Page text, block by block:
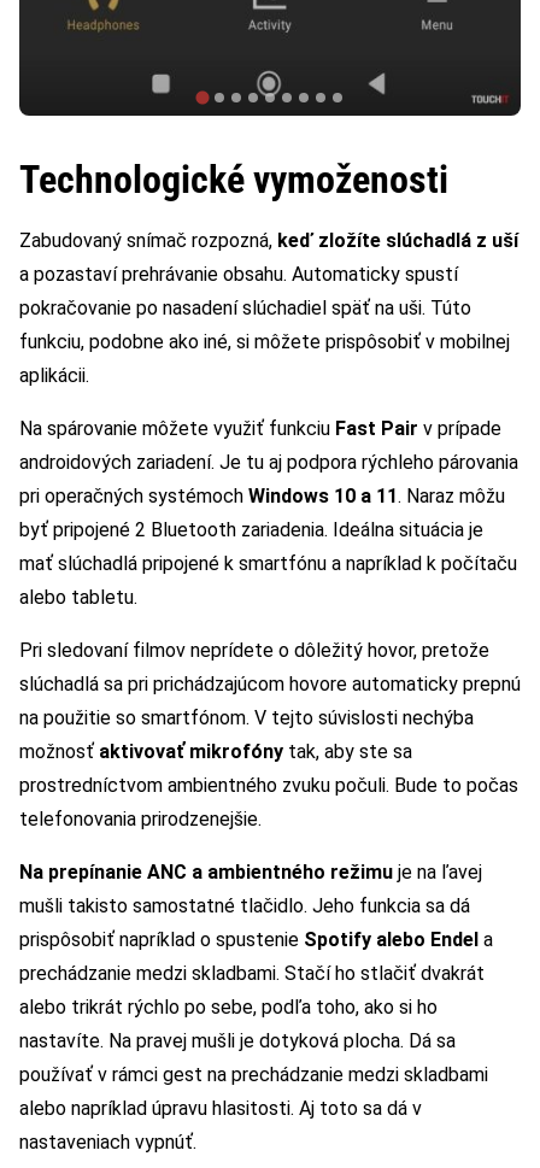
Technologické vymoženosti
Zabudovaný snímač rozpozná, keď zložíte slúchadlá z uší
a pozastaví prehrávanie obsahu. Automaticky spustí
pokračovanie po nasadení slúchadiel späť na uši. Túto
funkciu, podobne ako iné, si môžete prispôsobiť v mobilnej
aplikácii.
Na spárovanie môžete využiť funkciu Fast Pair v prípade
androidových zariadení. Je tu aj podpora rýchleho párovania
pri operačných systémoch Windows 10 a 11. Naraz môžu
byť pripojené 2 Bluetooth zariadenia. Ideálna situácia je
mať slúchadlá pripojené k smartfónu a napríklad k počítaču
alebo tabletu.
Pri sledovaní filmov neprídete o dôležitý hovor, pretože
slúchadlá sa pri prichádzajúcom hovore automaticky prepnú
na použitie so smartfónom. V tejto súvislosti nechýba
možnosť aktivovať mikrofóny tak, aby ste sa
prostredníctvom ambientného zvuku počuli. Bude to počas
telefonovania prirodzenejšie.
Na prepínanie ANC a ambientného režimu je na ľavej
mušli takisto samostatné tlačidlo. Jeho funkcia sa dá
prispôsobiť napríklad o spustenie Spotify alebo Endel a
prechádzanie medzi skladbami. Stačí ho stlačiť dvakrát
alebo trikrát rýchlo po sebe, podľa toho, ako si ho
nastavíte. Na pravej mušli je dotyková plocha. Dá sa
používať v rámci gest na prechádzanie medzi skladbami
alebo napríklad úpravu hlasitosti. Aj toto sa dá v
nastaveniach vypnúť.